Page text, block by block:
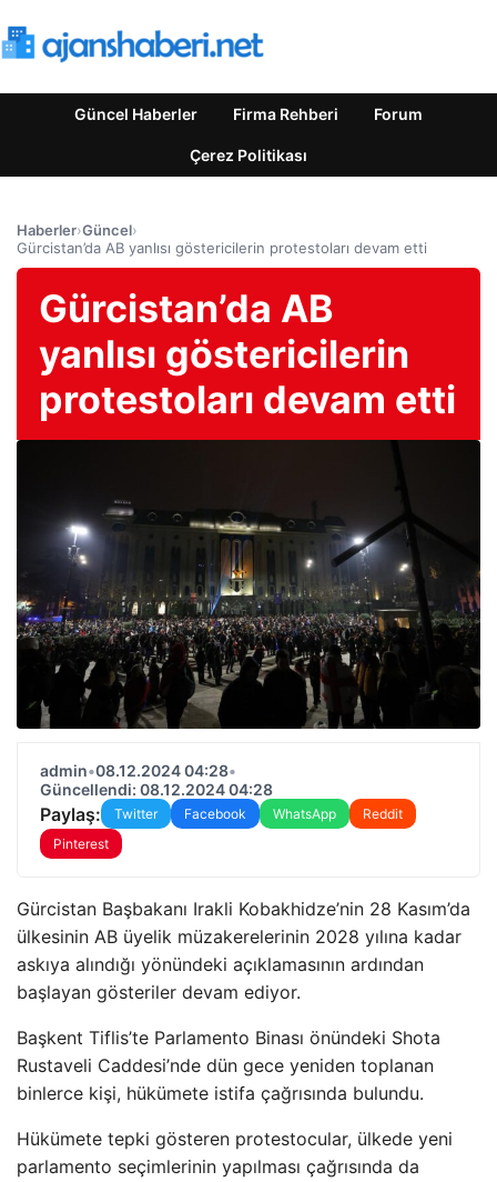
Güncel Haberler Firma Rehberi Forum
Çerez Politikası
Haberler›Güncel›
Gürcistan’da AB yanlısı göstericilerin protestoları devam etti
Gürcistan’da AB
yanlısı göstericilerin
protestoları devam etti
admin•08.12.2024 04:28•
Güncellendi: 08.12.2024 04:28
Paylaş: Twitter Facebook WhatsApp
Reddit
Pinterest
Gürcistan Başbakanı Irakli Kobakhidze’nin 28 Kasım’da
ülkesinin AB üyelik müzakerelerinin 2028 yılına kadar
askıya alındığı yönündeki açıklamasının ardından
başlayan gösteriler devam ediyor.
Başkent Tiflis’te Parlamento Binası önündeki Shota
Rustaveli Caddesi’nde dün gece yeniden toplanan
binlerce kişi, hükümete istifa çağrısında bulundu.
Hükümete tepki gösteren protestocular, ülkede yeni
parlamento seçimlerinin yapılması çağrısında da